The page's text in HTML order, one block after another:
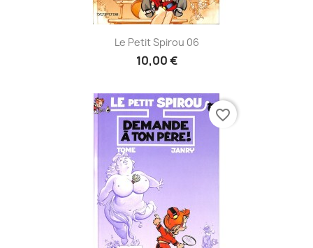
Le Petit Spirou 06
10,00 €
favorite_border